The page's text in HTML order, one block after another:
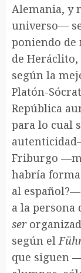
Alemania, y
universo—
poniendo de
de Heráclito,
según la
Platón-
República
para lo cual
Friburgo
habría
al
a la persona
ser
según el
que siguen